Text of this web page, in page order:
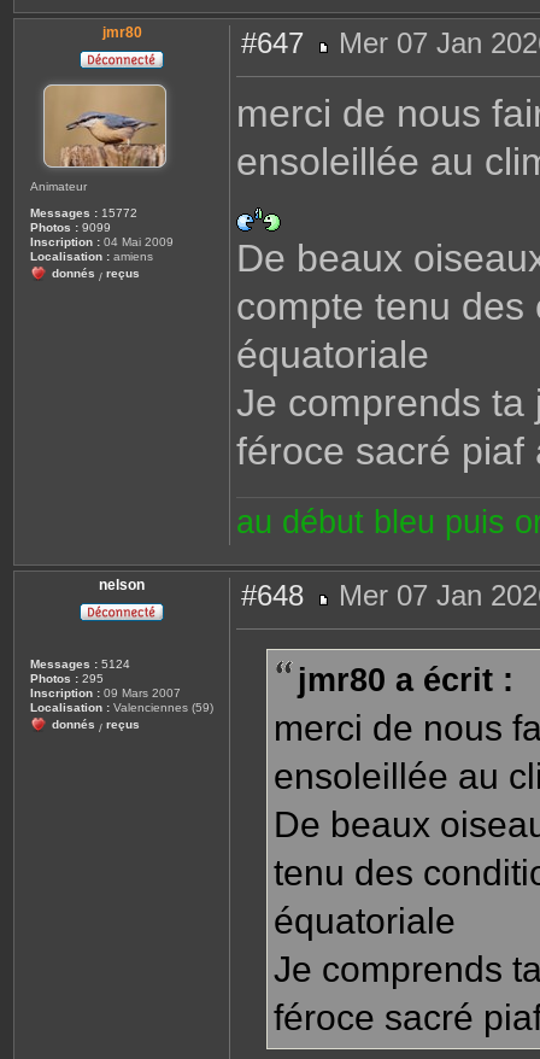
jmr80
Animateur
Messages : 15772
Photos : 9099
Inscription : 04 Mai 2009
Localisation : amiens
donnés / reçus
#647
e
Mer 07 Jan
merci de nous
ensoleillée au
De beaux
compte tenu des
équatoriale
Je comprends ta
féroce sacré
au début bleu puis
nelson
Messages : 5124
Photos : 295
Inscription : 09 Mars 2007
Localisation : Valenciennes (59)
donnés / reçus
#648
e
Mer 07 Jan
jmr80 a écrit :
merci de nous
ensoleillée au
De beaux
tenu des
équatoriale
Je comprends
féroce sacré